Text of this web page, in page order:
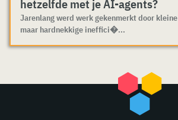
hetzelfde met je AI-agents?
Jarenlang werd werk gekenmerkt door kleine
maar hardnekkige ineffici�...